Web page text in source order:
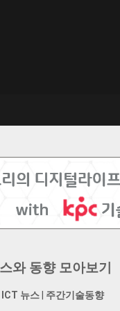
와 동향 모아보기
ICT 뉴스 주간기술동향